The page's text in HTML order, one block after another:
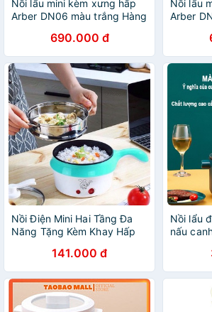
Nồi lẩu mini kèm xưng hấp
Arber DN06 màu trắng Hàng
690.000 đ
Nồi lẩu
Arber
Nồi Điện Mini Hai Tầng Đa
Năng Tặng Kèm Khay Hấp
mini 18cm141.000 đ
Nồi lẩu
nấu
Có